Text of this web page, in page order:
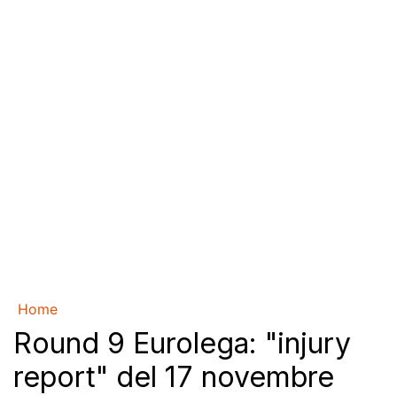
Home
Round 9 Eurolega: "injury
report" del 17 novembre